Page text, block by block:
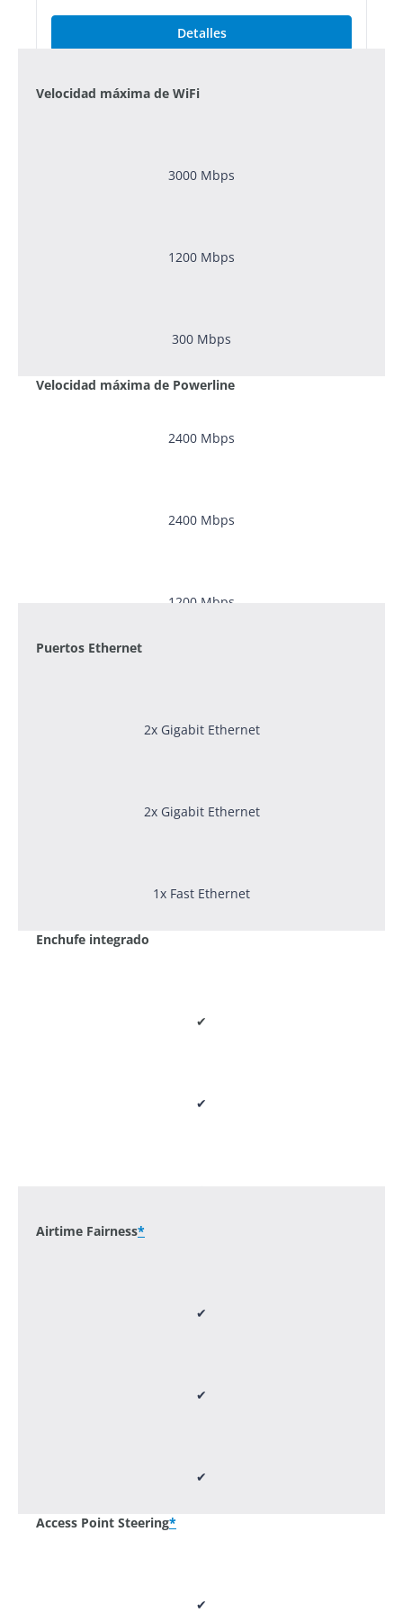
Detalles
Velocidad máxima de WiFi
3000 Mbps
1200 Mbps
300 Mbps
Velocidad máxima de Powerline
2400 Mbps
2400 Mbps
1200 Mbps
Puertos Ethernet
2x Gigabit Ethernet
2x Gigabit Ethernet
1x Fast Ethernet
Enchufe integrado
✔
✔
Airtime Fairness*
✔
✔
✔
Access Point Steering*
✔